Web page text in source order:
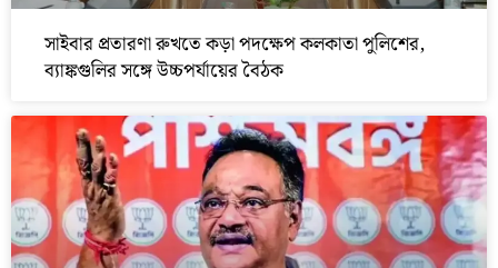
সাইবার প্রতারণা রুখতে কড়া পদক্ষেপ কলকাতা পুলিশের,
ব্যাঙ্কগুলির সঙ্গে উচ্চপর্যায়ের বৈঠক